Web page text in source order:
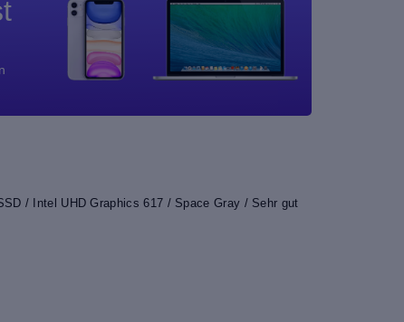
/ Intel UHD Graphics 617 / Space Gray / Sehr gut